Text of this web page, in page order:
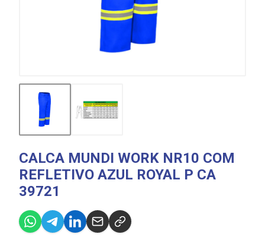
CALCA MUNDI WORK NR10 COM
REFLETIVO AZUL ROYAL P CA
39721